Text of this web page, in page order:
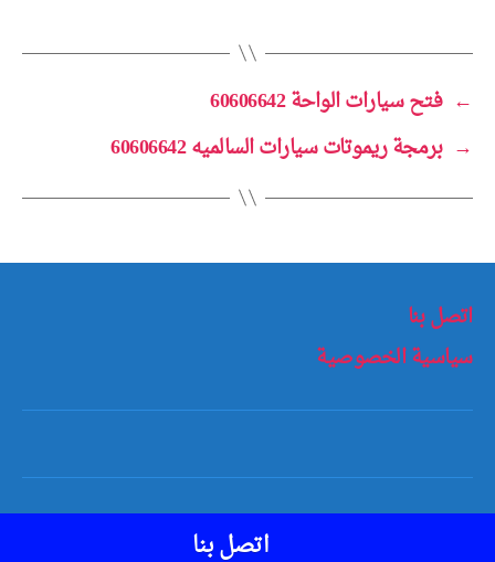
← فتح سيارات الواحة 60606642
→ برمجة ريموتات سيارات السالميه 60606642
اتصل بنا
سياسية الخصوصية
اتصل بنامفاتيح سيارات الكويت